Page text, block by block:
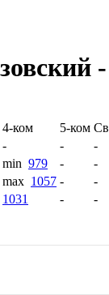
-
4-ком 5-ком
- -
-
min 979 -
-
max 1057 -
-
1031 - -